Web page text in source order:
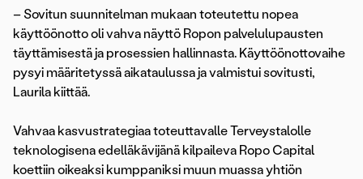
– Sovitun suunnitelman mukaan toteutettu nopea
käyttöönotto oli vahva näyttö Ropon palvelulupausten
täyttämisestä ja prosessien hallinnasta. Käyttöönottovaihe
pysyi määritetyssä aikataulussa ja valmistui sovitusti,
Laurila kiittää.
Vahvaa kasvustrategiaa toteuttavalle Terveystalolle
teknologisena edelläkävijänä kilpaileva Ropo Capital
koettiin oikeaksi kumppaniksi muun muassa yhtiön